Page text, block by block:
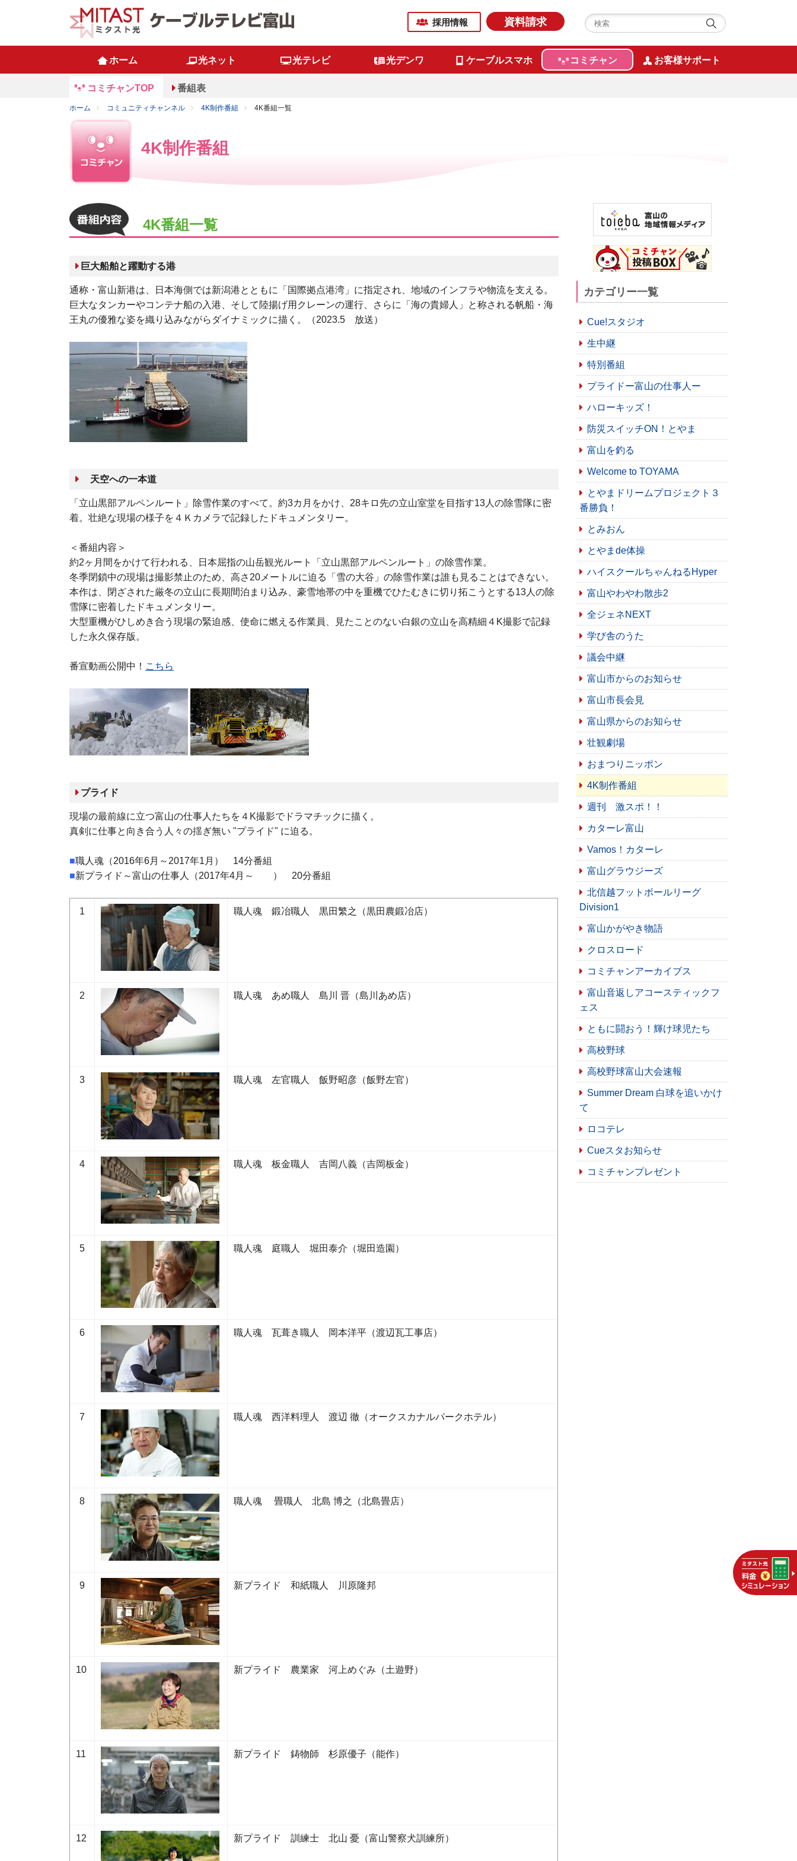
採用情報 資料請求
ホーム 光ネット 光テレビ 光デンワ ケーブルスマホ コミチャン お客様サポート
コミチャンTOP 番組表
ホーム コミュニティチャンネル 4K制作番組 4K番組一覧
4K制作番組
4K番組一覧
巨大船舶と躍動する港
通称・富山新港は、日本海側では新潟港とともに「国際拠点港湾」に指定され、地域のインフラや物流を支える。
巨大なタンカーやコンテナ船の入港、そして陸揚げ用クレーンの運行、さらに「海の貴婦人」と称される帆船・海
王丸の優雅な姿を織り込みながらダイナミックに描く。（2023.5 放送）
天空への一本道
「立山黒部アルペンルート」除雪作業のすべて。約3カ月をかけ、28キロ先の立山室堂を目指す13人の除雪隊に密
着。壮絶な現場の様子を４Ｋカメラで記録したドキュメンタリー。
＜番組内容＞
約2ヶ月間をかけて行われる、日本屈指の山岳観光ルート「立山黒部アルペンルート」の除雪作業。
冬季閉鎖中の現場は撮影禁止のため、高さ20メートルに迫る「雪の大谷」の除雪作業は誰も見ることはできない。
本作は、閉ざされた厳冬の立山に長期間泊まり込み、豪雪地帯の中を重機でひたむきに切り拓こうとする13人の除
雪隊に密着したドキュメンタリー。
大型重機がひしめき合う現場の緊迫感、使命に燃える作業員、見たことのない白銀の立山を高精細４K撮影で記録
した永久保存版。
番宣動画公開中！ こちら
プライド
現場の最前線に立つ富山の仕事人たちを４K撮影でドラマチックに描く。
真剣に仕事と向き合う人々の揺ぎ無い "プライド" に迫る。
■職人魂（2016年6月～2017年1月） 14分番組
■新プライド～富山の仕事人（2017年4月～ ） 20分番組
1 職人魂 鍛冶職人 黒田繁之（黒田農鍛冶店）
2 職人魂 あめ職人 島川 晋（島川あめ店）
3 職人魂 左官職人 飯野昭彦（飯野左官）
4 職人魂 板金職人 吉岡八義（吉岡板金）
5 職人魂 庭職人 堀田泰介（堀田造園）
6 職人魂 瓦葺き職人 岡本洋平（渡辺瓦工事店）
7 職人魂 西洋料理人 渡辺 徹（オークスカナルパークホテル）
8 職人魂 畳職人 北島 博之（北島畳店）
9 新プライド 和紙職人 川原隆邦
10 新プライド 農業家 河上めぐみ（土遊野）
11 新プライド 鋳物師 杉原優子（能作）
12 新プライド 訓練士 北山 憂（富山警察犬訓練所）
カテゴリー一覧
Cue!スタジオ
生中継
特別番組
プライドー富山の仕事人ー
ハローキッズ！
防災スイッチON！とやま
富山を釣る
Welcome to TOYAMA
とやまドリームプロジェクト３
番勝負！
とみおん
とやまde体操
ハイスクールちゃんねるHyper
富山やわやわ散歩2
全ジェネNEXT
学び舎のうた
議会中継
富山市からのお知らせ
富山市長会見
富山県からのお知らせ
壮観劇場
おまつりニッポン
4K制作番組
週刊 激スポ！！
カターレ富山
Vamos！カターレ
富山グラウジーズ
北信越フットボールリーグ
Division1
富山かがやき物語
クロスロード
コミチャンアーカイブス
富山音返しアコースティックフ
ェス
ともに闘おう！輝け球児たち
高校野球
高校野球富山大会速報
Summer Dream 白球を追いかけ
て
ロコテレ
Cueスタお知らせ
コミチャンプレゼント